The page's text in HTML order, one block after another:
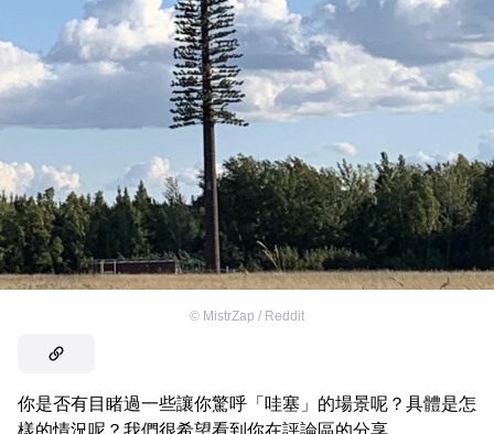
© MistrZap / Reddit
你是否有目睹過一些讓你驚呼「哇塞」的場景呢？具體是怎
樣的情況呢？我們很希望看到你在評論區的分享。